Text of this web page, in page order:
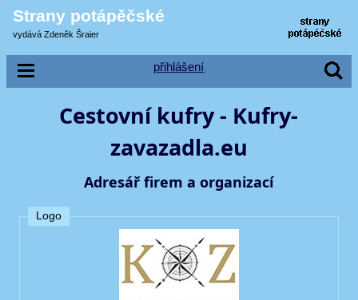
Strany potápěčské
vydává Zdeněk Šraier
přihlášení
Cestovní kufry - Kufry-
zavazadla.eu
Adresář firem a organizací
Logo